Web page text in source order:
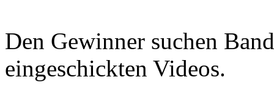
Den Gewinner suchen
eingeschickten Videos.